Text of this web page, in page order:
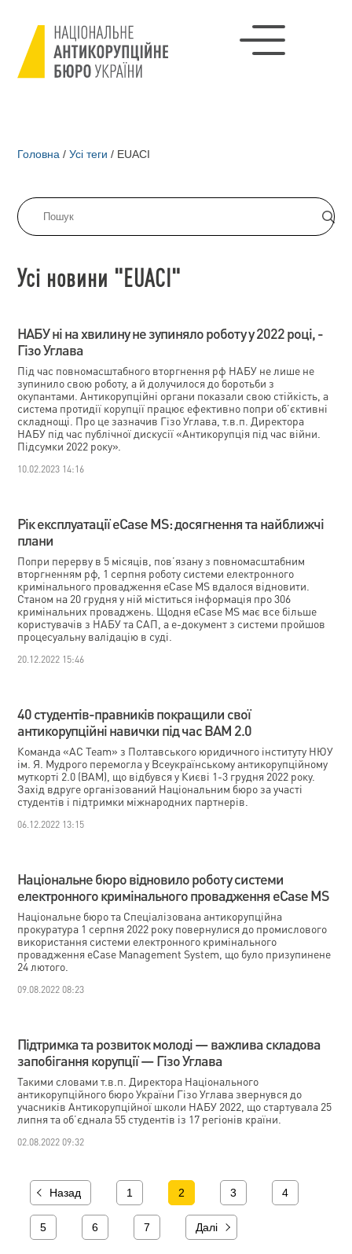
Головна / Усі теги / EUACI
Усі новини "EUACI"
НАБУ ні на хвилину не зупиняло роботу у 2022 році, -
Гізо Углава
Під час повномасштабного вторгнення рф НАБУ не лише не
зупинило свою роботу, а й долучилося до боротьби з
окупантами. Антикорупційні органи показали свою стійкість, а
система протидії корупції працює ефективно попри об’єктивні
складнощі. Про це зазначив Гізо Углава, т.в.п. Директора
НАБУ під час публічної дискусії «Антикорупція під час війни.
Підсумки 2022 року».
10.02.2023 14:16
Рік експлуатації eCаse MS: досягнення та найближчі
плани
Попри перерву в 5 місяців, пов’язану з повномасштабним
вторгненням рф, 1 серпня роботу системи електронного
кримінального провадження eCase MS вдалося відновити.
Станом на 20 грудня у ній міститься інформація про 306
кримінальних проваджень. Щодня eCase MS має все більше
користувачів з НАБУ та САП, а е-документ з системи пройшов
процесуальну валідацію в суді.
20.12.2022 15:46
40 студентів-правників покращили свої
антикорупційні навички під час ВАМ 2.0
Команда «AC Team» з Полтавського юридичного інституту НЮУ
ім. Я. Мудрого перемогла у Всеукраїнському антикорупційному
муткорті 2.0 (ВАМ), що відбувся у Києві 1-3 грудня 2022 року.
Захід вдруге організований Національним бюро за участі
студентів і підтримки міжнародних партнерів.
06.12.2022 13:15
Національне бюро відновило роботу системи
електронного кримінального провадження eCase MS
Національне бюро та Спеціалізована антикорупційна
прокуратура 1 серпня 2022 року повернулися до промислового
використання системи електронного кримінального
провадження eCаse Management System, що було призупинене
24 лютого.
09.08.2022 08:23
Підтримка та розвиток молоді — важлива складова
запобігання корупції — Гізо Углава
Такими словами т.в.п. Директора Національного
антикорупційного бюро України Гізо Углава звернувся до
учасників Антикорупційної школи НАБУ 2022, що стартувала 25
липня та об’єднала 55 студентів із 17 регіонів країни.
02.08.2022 09:32
Назад 1 2 3 4
5 6 7 Далі